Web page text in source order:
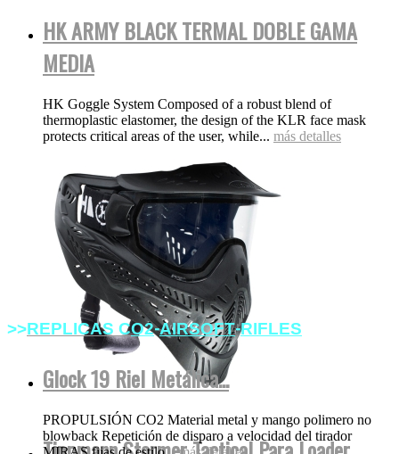
HK ARMY BLACK TERMAL DOBLE GAMA
MEDIA
HK Goggle System Composed of a robust blend of
thermoplastic elastomer, the design of the KLR face mask
protects critical areas of the user, while... más detalles
>>REPLICAS CO2-AIRSOFT-RIFLES
Glock 19 Riel Metálica...
PROPULSIÓN CO2 Material metal y mango polimero no
blowback Repetición de disparo a velocidad del tirador